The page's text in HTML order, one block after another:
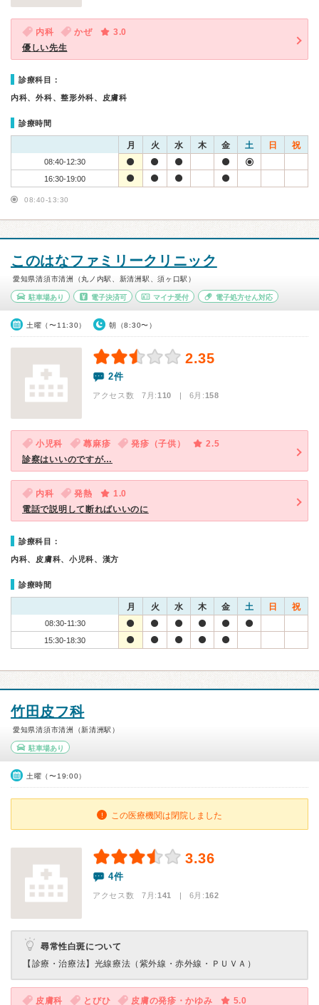
内科 かぜ
3.0
優しい先生
診療科目：
内科、外科、整形外科、皮膚科
診療時間
月 火 水 木 金 土 日 祝
08:40-12:30
16:30-19:00
08:40-13:30
このはなファミリークリニック
愛知県清須市清洲（丸ノ内駅、新清洲駅、須ヶ口駅）
駐車場あり 電子決済可 マイナ受付 電子処方せん対応
土曜（〜11:30） 朝（8:30〜）
2.35
2件
アクセス数 7月:110 | 6月:158
小児科 蕁麻疹 発疹（子供）
2.5
診察はいいのですが…
内科 発熱
1.0
電話で説明して断ればいいのに
診療科目：
内科、皮膚科、小児科、漢方
診療時間
月 火 水 木 金 土 日 祝
08:30-11:30
15:30-18:30
竹田皮フ科
愛知県清須市清洲（新清洲駅）
駐車場あり
土曜（〜19:00）
この医療機関は閉院しました
3.36
4件
アクセス数 7月:141 | 6月:162
尋常性白斑について
【診療・治療法】 光線療法（紫外線・赤外線・ＰＵＶＡ）
皮膚科 とびひ 皮膚の発疹・かゆみ 5.0